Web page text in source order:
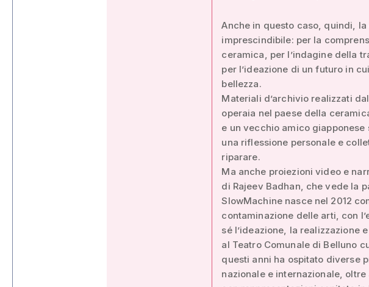
Anche in questo caso, quindi,
imprescindibile: per la
ceramica, per l’indagine della
per l’ideazione di un futuro in
bellezza.
Materiali d’archivio realizzati
operaia nel paese della
e un vecchio amico
una riflessione personale e
riparare.
Ma anche proiezioni video e
di Rajeev Badhan, che vede la
SlowMachine nasce nel 2012
contaminazione delle arti, con
sé l’ideazione, la realizzazione
al Teatro Comunale di Belluno
questi anni ha ospitato diverse
nazionale e internazionale,